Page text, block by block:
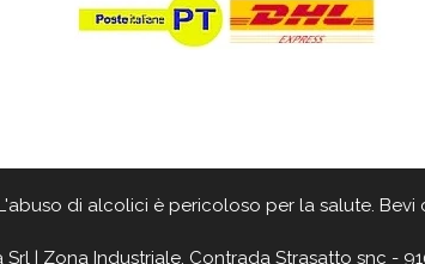
di alcolici è pericoloso per la salute. Bevi
| Zona Industriale, Contrada Strasatto snc -